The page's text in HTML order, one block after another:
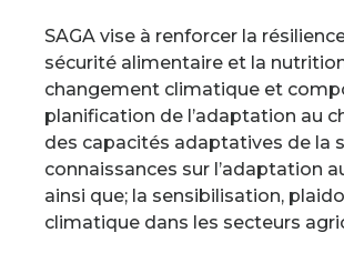
SAGA vise à renforcer la
sécurité alimentaire et la
changement climatique et
planification de l’adaptation au
des capacités adaptatives de la
connaissances sur l’adaptation
ainsi que; la sensibilisation,
climatique dans les secteurs